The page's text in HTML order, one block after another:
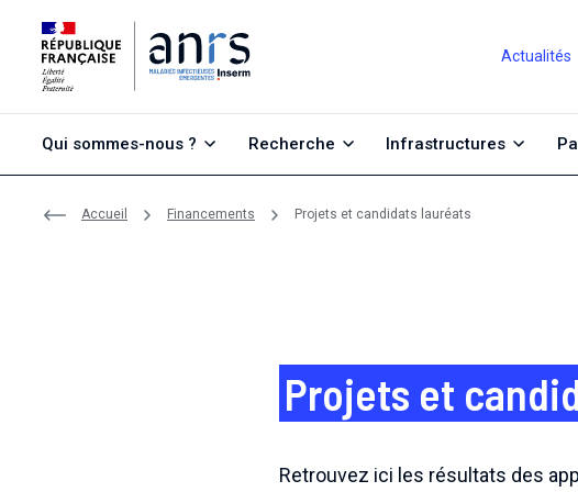
Actualités
Qui sommes-nous ? Recherche Infrastructures
Accueil Financements Projets et candidats lauréats
Projets et
Retrouvez ici les résultats des